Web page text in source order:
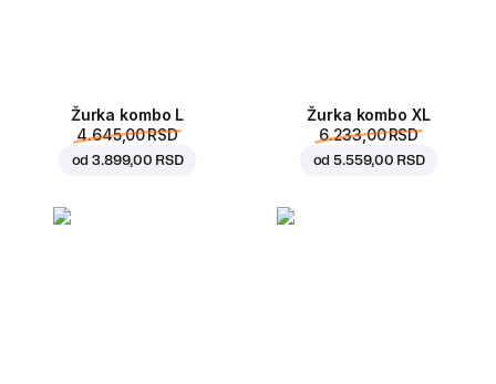
Žurka kombo L
4.645,00 RSD
od3.899,00 RSD
Žurka kombo XL
6.233,00 RSD
od5.559,00 RSD